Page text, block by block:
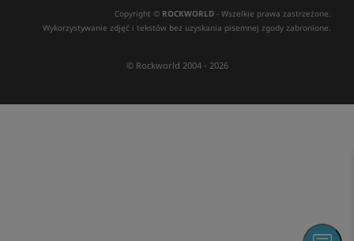
Copyright © ROCKWORLD - Wszelkie prawa zastrzeżone.
Wykorzystywanie zdjęć i tekstów bez uzyskania pisemnej zgody zabronione.
© Rockworld 2004 - 2026